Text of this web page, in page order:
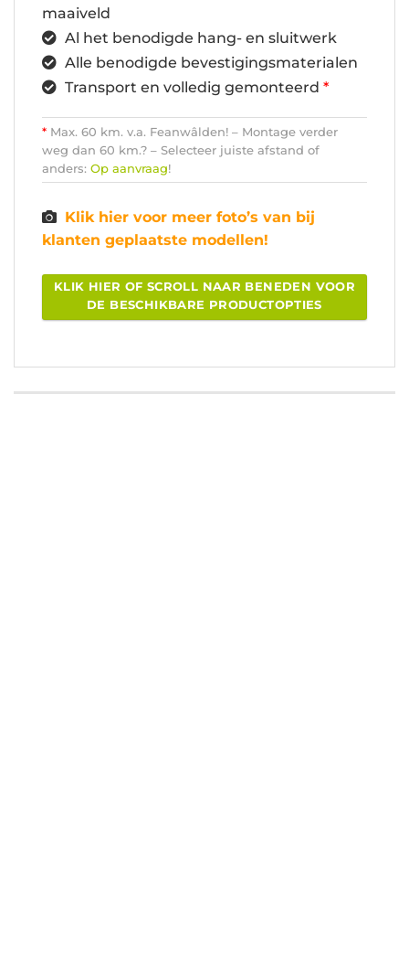
maaiveld
Al het benodigde hang- en sluitwerk
Alle benodigde bevestigingsmaterialen
Transport en volledig gemonteerd *
* Max. 60 km. v.a. Feanwâlden! – Montage verder
weg dan 60 km.? – Selecteer juiste afstand of
anders: Op aanvraag!
Klik hier voor meer foto’s van bij
klanten geplaatste modellen!
KLIK HIER OF SCROLL NAAR BENEDEN VOOR
DE BESCHIKBARE PRODUCTOPTIES